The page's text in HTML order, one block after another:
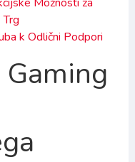
k Odlični Podpori